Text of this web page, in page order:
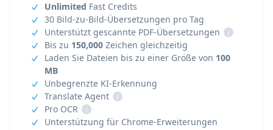
Unlimited Fast Credits
30 Bild-zu-Bild-Übersetzungen pro Tag
Unterstützt gescannte PDF-Übersetzungen
i
Bis zu 150,000 Zeichen gleichzeitig
Laden Sie Dateien bis zu einer Größe von 100
MB
Unbegrenzte KI-Erkennung
Translate Agent
i
Pro OCR
i
Unterstützung für Chrome-Erweiterungen